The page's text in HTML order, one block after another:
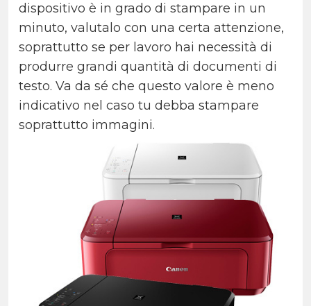
dispositivo è in grado di stampare in un
minuto, valutalo con una certa attenzione,
soprattutto se per lavoro hai necessità di
produrre grandi quantità di documenti di
testo. Va da sé che questo valore è meno
indicativo nel caso tu debba stampare
soprattutto immagini.